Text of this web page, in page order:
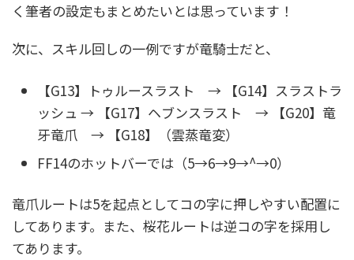
く筆者の設定もまとめたいとは思っています！
次に、スキル回しの一例ですが竜騎士だと、
【G13】トゥルースラスト → 【G14】スラストラ
ッシュ → 【G17】ヘブンスラスト → 【G20】竜
牙竜爪 → 【G18】（雲蒸竜変）
FF14のホットバーでは（5→6→9→^→0）
竜爪ルートは5を起点としてコの字に押しやすい配置に
してあります。また、桜花ルートは逆コの字を採用し
てあります。